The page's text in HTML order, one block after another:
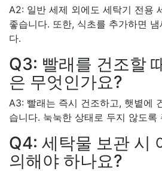
A2: 일반 세제 외에도 세탁기 전용
좋습니다. 또한, 식초를 추가하면
다.
Q3: 빨래를 건조할
은 무엇인가요?
A3: 빨래는 즉시 건조하고, 햇볕에
습니다. 눅눅한 상태로 두지 않도록
Q4: 세탁물 보관 시
의해야 하나요?